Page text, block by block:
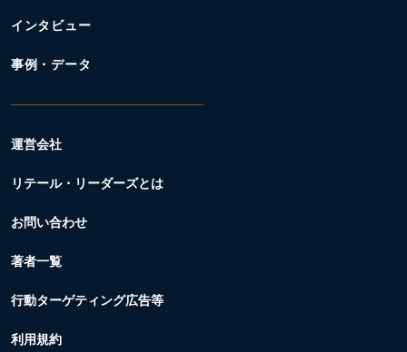
インタビュー
事例・データ
運営会社
リテール・リーダーズとは
お問い合わせ
著者一覧
行動ターゲティング広告等
利用規約